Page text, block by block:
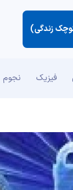
زندگی)
فیزیک نجوم